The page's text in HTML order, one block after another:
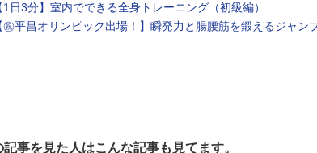
1日3分】室内でできる全身トレーニング（初級編）
㊗平昌オリンピック出場！】瞬発力と腸腰筋を鍛えるジャン
記事を見た人はこんな記事も見てます。